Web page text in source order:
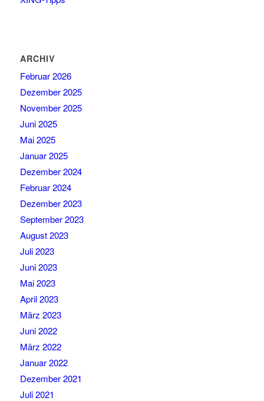
ARCHIV
Februar 2026
Dezember 2025
November 2025
Juni 2025
Mai 2025
Januar 2025
Dezember 2024
Februar 2024
Dezember 2023
September 2023
August 2023
Juli 2023
Juni 2023
Mai 2023
April 2023
März 2023
Juni 2022
März 2022
Januar 2022
Dezember 2021
Juli 2021